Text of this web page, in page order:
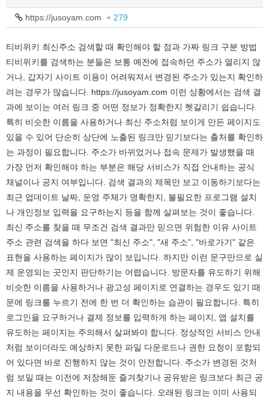
https://jusoyam.com + 279
티비위키 최신주소 검색할 때 확인해야 할 점과 가짜 링크 구분 방법
티비위키를 검색하는 분들은 보통 예전에 접속하던 주소가 열리지 않
거나, 갑자기 사이트 이용이 어려워져서 변경된 주소가 있는지 확인하
려는 경우가 많습니다. https://jusoyam.com 이런 상황에서는 검색 결
과에 보이는 여러 링크 중 어떤 정보가 정확한지 헷갈리기 쉽습니다.
특히 비슷한 이름을 사용하거나 최신 주소처럼 보이게 만든 페이지도
있을 수 있어 단순히 상단에 노출된 링크만 믿기보다는 출처를 확인하
는 과정이 필요합니다. 주소가 바뀌었거나 접속 문제가 발생했을 때
가장 먼저 확인해야 하는 부분은 해당 서비스가 직접 안내하는 공식
채널이나 공지 여부입니다. 검색 결과의 제목만 보고 이동하기보다는
최근 업데이트 날짜, 운영 주체가 명확한지, 불필요한 프로그램 설치
나 개인정보 입력을 요구하는지 등을 함께 살펴보는 것이 좋습니다.
최신 주소를 찾을 때 무조건 검색 결과만 믿으면 위험한 이유 사이트
주소 관련 검색을 하다 보면 "최신 주소", "새 주소", "바로가기" 같은
표현을 사용하는 페이지가 많이 보입니다. 하지만 이런 문구만으로 실
제 운영되는 곳인지 판단하기는 어렵습니다. 방문자를 유도하기 위해
비슷한 이름을 사용하거나 광고성 페이지로 연결하는 경우도 있기 때
문에 링크를 누르기 전에 한 번 더 확인하는 습관이 필요합니다. 특히
로그인을 요구하거나 결제 정보를 입력하게 하는 페이지, 앱 설치를
유도하는 페이지는 주의해서 살펴봐야 합니다. 정상적인 서비스 안내
처럼 보이더라도 예상하지 못한 파일 다운로드나 권한 요청이 포함되
어 있다면 바로 진행하지 않는 것이 안전합니다. 주소가 변경된 것처
럼 보일 때는 이전에 저장해둔 즐겨찾기나 공유받은 링크보다 최근 공
지 내용을 우선 확인하는 것이 좋습니다. 오래된 링크는 이미 사용되